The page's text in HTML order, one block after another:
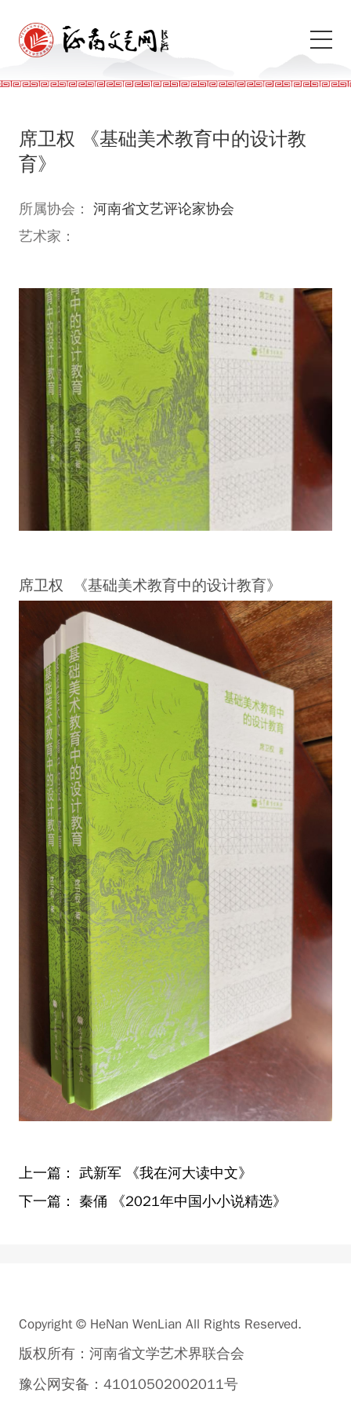
席卫权 《基础美术教育中的设计教
育》
所属协会： 河南省文艺评论家协会
艺术家：
席卫权 《基础美术教育中的设计教育》
上一篇： 武新军 《我在河大读中文》
下一篇： 秦俑 《2021年中国小小说精选》
Copyright © HeNan WenLian All Rights Reserved.
版权所有：河南省文学艺术界联合会
豫公网安备：41010502002011号